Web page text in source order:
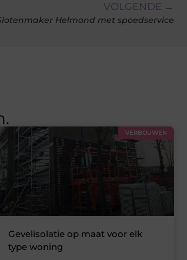
VOLGENDE →
Helmond met spoedservice
VERBOUWEN
Gevelisolatie op maat voor elk
type woning